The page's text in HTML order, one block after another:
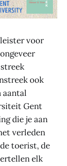
voor
ook
aantal
Gent
die je aan
verleden
toerist, de
elk